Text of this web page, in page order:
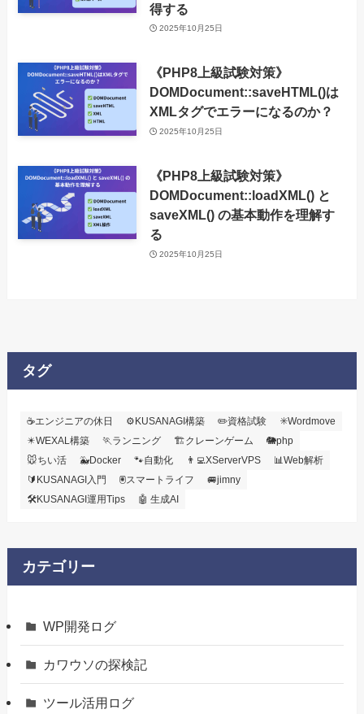
得する
2025年10月25日
《PHP8上級試験対策》
DOMDocument::saveHTML()は
XMLタグでエラーになるのか？
2025年10月25日
《PHP8上級試験対策》
DOMDocument::loadXML() と
saveXML() の基本動作を理解す
る
2025年10月25日
タグ
☕エンジニアの休日 ⚙️KUSANAGI構築 ✏️資格試験
✳️Wordmove
✴️WEXAL構築
🏃ランニング 🏗️クレーンゲーム
🐘php
🐭ちい活
🐳Docker 🐾自動化 👨‍💻XServerVPS
📊Web解析
🔰KUSANAGI入門
🖲️スマートライフ
🚐jimny
🛠KUSANAGI運用Tips
🤖 生成AI
カテゴリー
WP開発ログ
カワウソの探検記
ツール活用ログ